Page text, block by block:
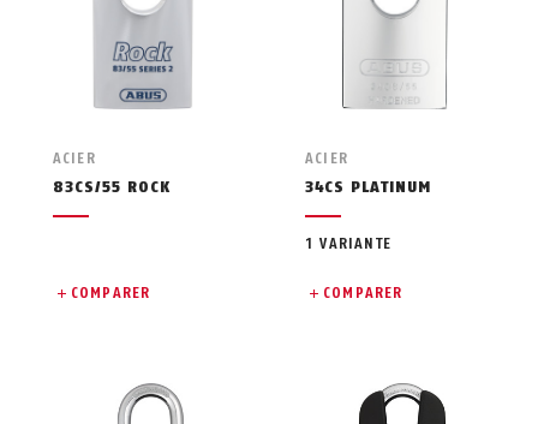
ACIER
83CS/55 ROCK
COMPARER
ACIER
34CS PLATINUM
1 VARIANTE
COMPARER